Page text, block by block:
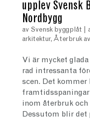
upplev Svensk
Nordbygg
av Svensk byggplåt|
arkitektur, Återbruk
Vi är mycket
rad intressanta
scen. Det kommer
inom återbruk
Dessutom blir det